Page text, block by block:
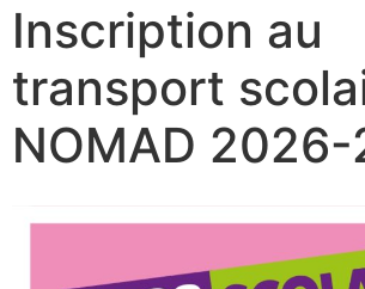
Inscription au
transport
NOMAD